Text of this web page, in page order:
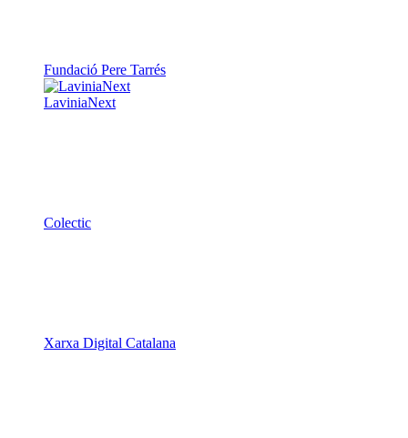
Fundació Pere Tarrés
LaviniaNext
Colectic
Xarxa Digital Catalana